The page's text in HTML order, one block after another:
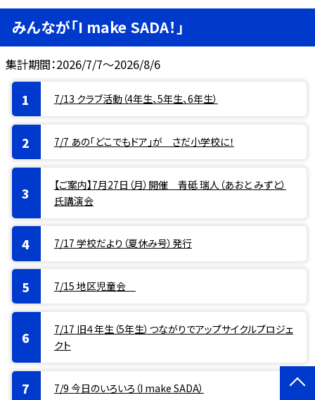
みんなが「I make SADA！」
集計期間：2026/7/7～2026/8/6
7/13 クラブ活動（4年生、5年生、6年生）
7/7 あの「どこでもドア」が さだ小学校に！
【ご案内】7月27日（月）開催 青砥 瑞人（あおと みずと）
氏講演会
7/17 学校だより（夏休み号）発行
7/15 地区児童会
7/17 旧４年生（5年生）つながりでアップサイクルプロジェ
クト
7/9 今日のいろいろ（I make SADA）